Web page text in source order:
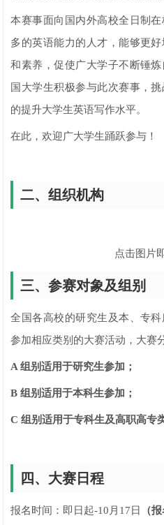
本赛事面向国内外高校全日制
多的英语能力的人才，能够更
和素养，促使广大学子不断锤
国大学生积极参与此次赛事，
的提升大学生英语写作水平。
在此，欢迎广大学生踊跃参与！
二、组织机构
点击图片
三、参赛对象及组别
全国各高校的研究生及本、专
参加相应类别的大赛活动，大赛
A 组别适用于研究生参加；
B 组别适用于本科生参加；
C 组别适用于专科生及高职高专
四、大赛日程
报名时间：即日起-10月17日 （